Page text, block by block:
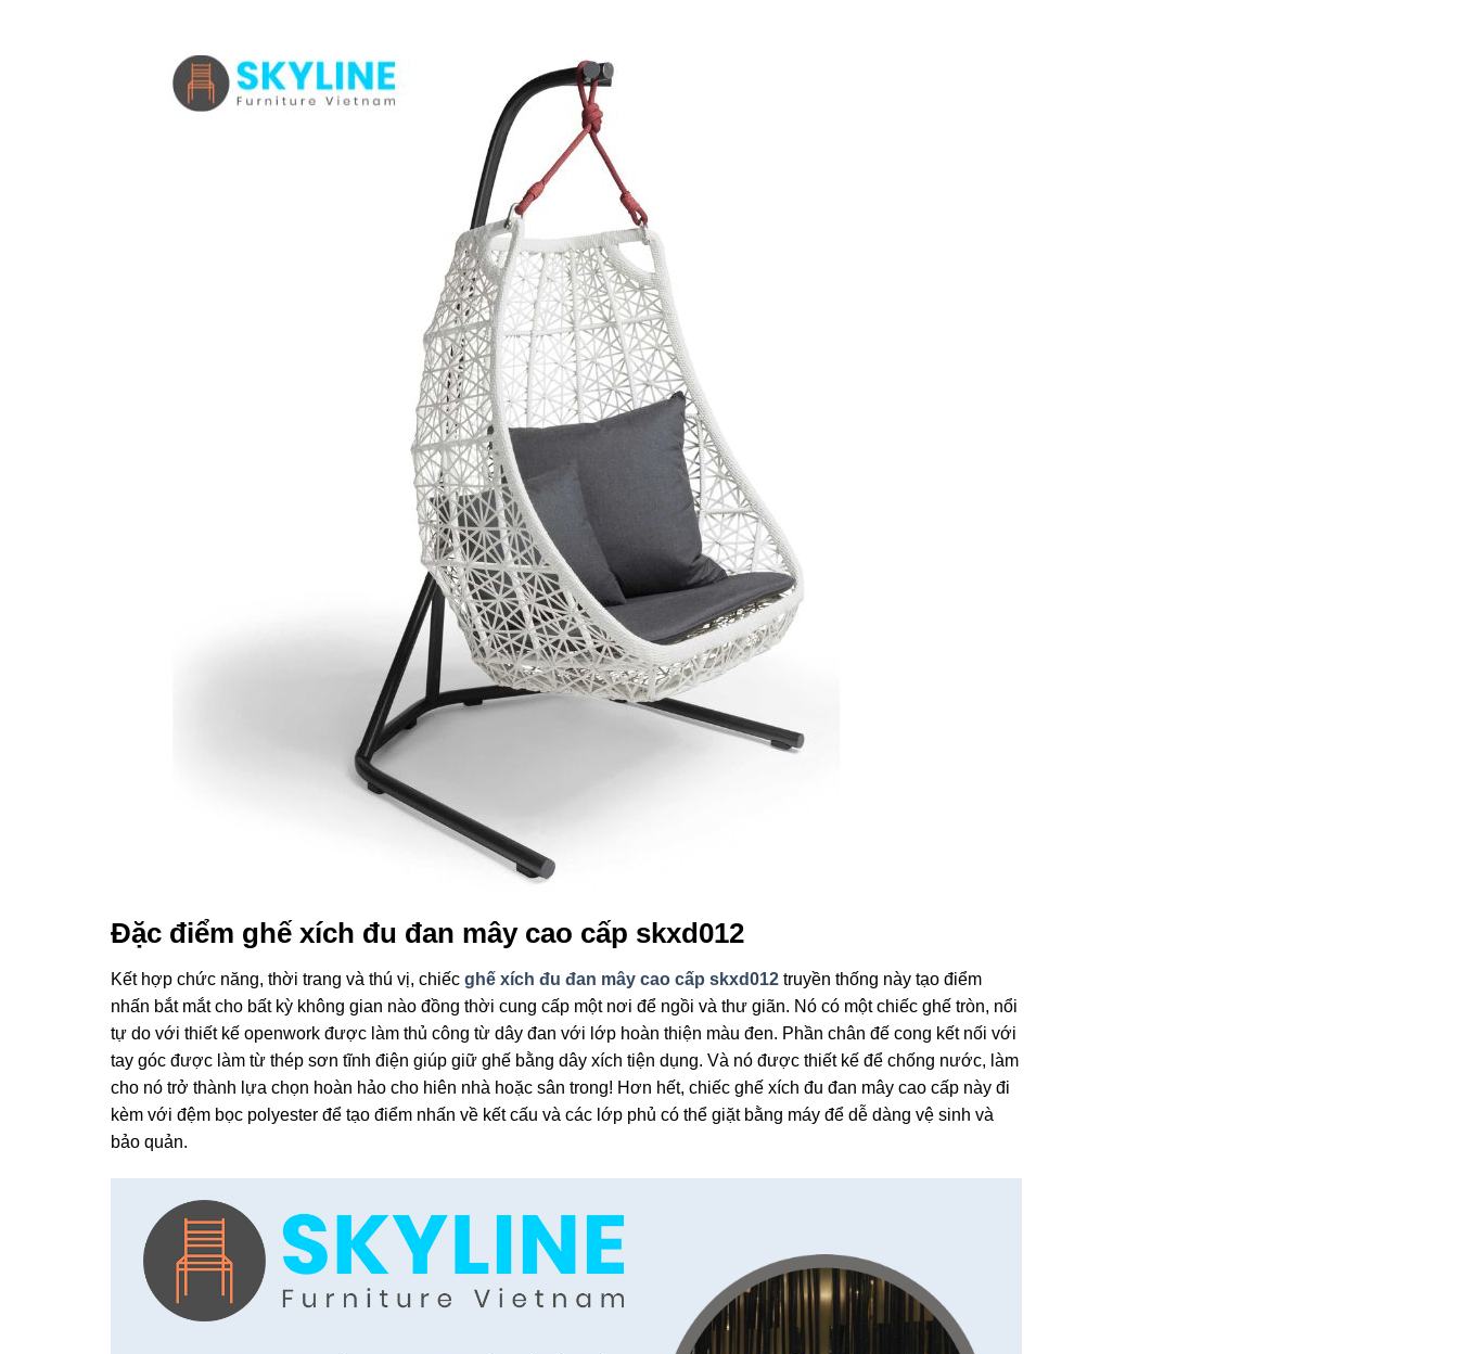
Đặc điểm ghế xích đu đan mây cao cấp skxd012
Kết hợp chức năng, thời trang và thú vị, chiếc ghế xích đu đan mây cao cấp skxd012 truyền thống này tạo điểm
nhấn bắt mắt cho bất kỳ không gian nào đồng thời cung cấp một nơi để ngồi và thư giãn. Nó có một chiếc ghế tròn, nổi
tự do với thiết kế openwork được làm thủ công từ dây đan với lớp hoàn thiện màu đen. Phần chân đế cong kết nối với
tay góc được làm từ thép sơn tĩnh điện giúp giữ ghế bằng dây xích tiện dụng. Và nó được thiết kế để chống nước, làm
cho nó trở thành lựa chọn hoàn hảo cho hiên nhà hoặc sân trong! Hơn hết, chiếc ghế xích đu đan mây cao cấp này đi
kèm với đệm bọc polyester để tạo điểm nhấn về kết cấu và các lớp phủ có thể giặt bằng máy để dễ dàng vệ sinh và
bảo quản.